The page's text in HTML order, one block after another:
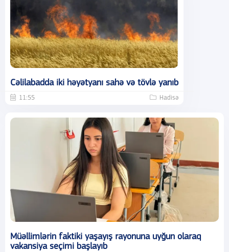
Cəlilabadda iki həyətyanı sahə və tövlə yanıb
11:55 Hadisə
Müəllimlərin faktiki yaşayış rayonuna uyğun olaraq
vakansiya seçimi başlayıb